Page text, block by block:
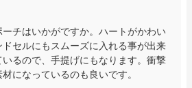
チはいかがですか。ハートがかわい
セルにもスムーズに入れる事が出来
いるので、手提げにもなります。衝撃
になっているのも良いです。